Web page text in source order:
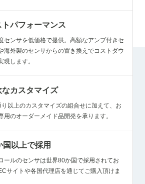
トパフォーマンス
センサを低価格で提供。 高額なアンプ付きセ
海外製のセンサからの置き換えでコストダウ
現します。
なカスタマイズ
り以上のカスタマイズの組合せに加えて、お
用のオーダーメイド品開発を承ります。
国以上で採用
ールのセンサは世界80か国で採用されてお
サイトや各国代理店を通じてご購入頂けま